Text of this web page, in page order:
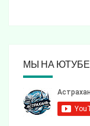
МЫ НА ЮТУБЕ